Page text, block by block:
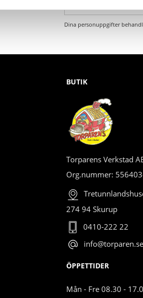
Dina personuppgifter
BUTIK
Torparens Verkstad
Org.nummer:
274 94 Skurup
0410-222 22
info@torparen.se
ÖPPETTIDER
Mån - Fre 08.30 -